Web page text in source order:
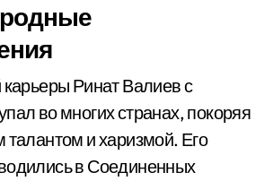
Ринат Валиев с
во многих странах, покоряя
талантом и харизмой. Его
в Соединенных